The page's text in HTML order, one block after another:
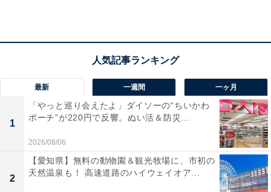
ます。
最新 一週間 一ヶ月
1
「やっと巡り会えたよ」ダイソーの“ちいかわ
ポーチ”が220円で反響。ぬい活＆防災...
2026/08/06
2
【愛知県】無料の動物園＆観光牧場に、市初の
天然温泉も！ 高速道路のハイウェイオア...